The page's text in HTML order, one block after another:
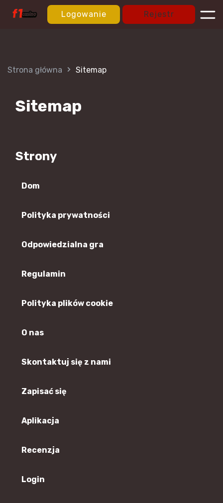
Logowanie Rejestr
Strona główna Sitemap
Sitemap
Strony
Dom
Polityka prywatności
Odpowiedzialna gra
Regulamin
Polityka plików cookie
O nas
Skontaktuj się z nami
Zapisać się
Aplikacja
Recenzja
Login